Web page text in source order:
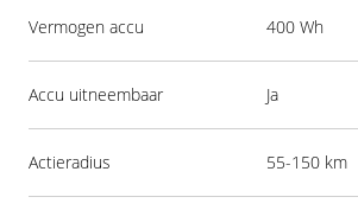
Vermogen accu 400 Wh
Accu uitneembaar Ja
Actieradius 55-150 km